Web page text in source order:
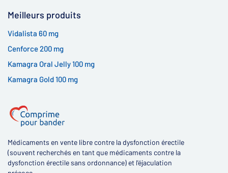
Meilleurs produits
Vidalista 60 mg
Cenforce 200 mg
Kamagra Oral Jelly 100 mg
Kamagra Gold 100 mg
Médicaments en vente libre contre la dysfonction érectile
(souvent recherchés en tant que médicaments contre la
dysfonction érectile sans ordonnance) et l'éjaculation